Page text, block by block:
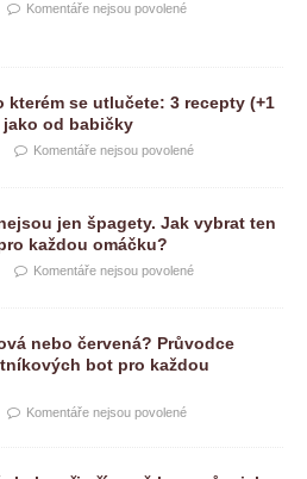
Komentáře nejsou povolené
kterém se utlučete: 3 recepty (+1
od babičky
Komentáře nejsou povolené
jen špagety. Jak vybrat ten
každou omáčku?
Komentáře nejsou povolené
nebo červená? Průvodce
bot pro každou
Komentáře nejsou povolené